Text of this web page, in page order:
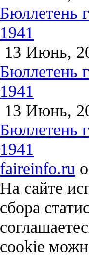
Бюллетень
1941
13 Июнь,
Бюллетень
1941
13 Июнь,
Бюллетень
1941
faireinfo.ru
На сайте
сбора
cookie